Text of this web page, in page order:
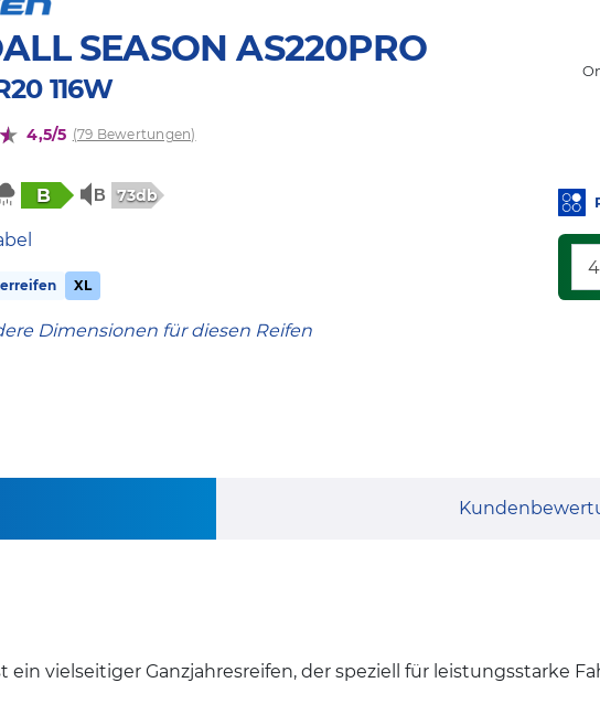
SEASON AS220PRO
116W
4,5/5 (79 Bewertungen)
B 73db
XL
Dimensionen für diesen Reifen
ein vielseitiger Ganzjahresreifen, der speziell für leistungsstarke